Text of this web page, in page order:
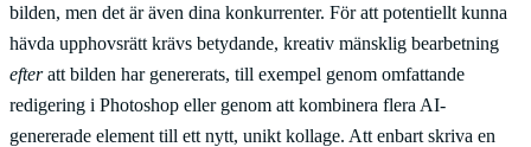
bilden, men det är även dina konkurrenter. För att potentiellt kunna
hävda upphovsrätt krävs betydande, kreativ mänsklig bearbetning
efteratt bilden har genererats, till exempel genom omfattande
redigering i Photoshop eller genom att kombinera flera AI-
genererade element till ett nytt, unikt kollage. Att enbart skriva en